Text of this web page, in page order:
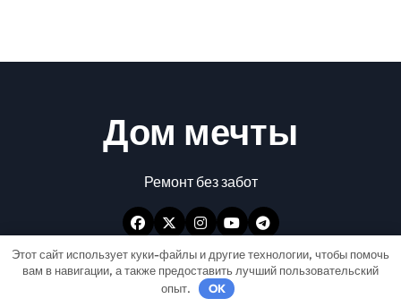
Дом мечты
Ремонт без забот
Этот сайт использует куки-файлы и другие технологии, чтобы помочь
вам в навигации, а также предоставить лучший пользовательский
опыт.
OK